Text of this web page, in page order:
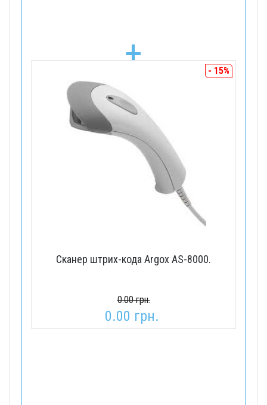
+ - 15%
Сканер штрих-кода Argox AS-8000.
0.00 грн.
0.00 грн.